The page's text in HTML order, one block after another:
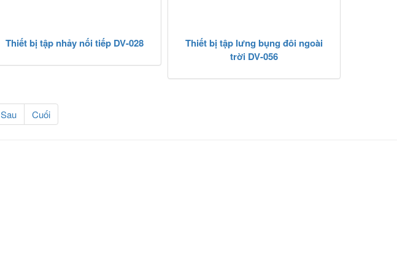
Thiết bị tập nhảy nối tiếp DV-028
Thiết bị tập lưng bụng đôi ngoài
trời DV-056
Sau Cuối